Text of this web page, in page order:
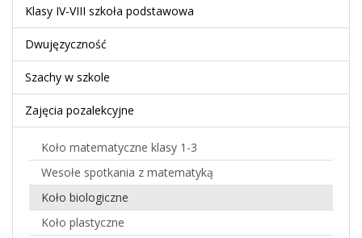
Klasy IV-VIII szkoła podstawowa
Dwujęzyczność
Szachy w szkole
Zajęcia pozalekcyjne
Koło matematyczne klasy 1-3
Wesołe spotkania z matematyką
Koło biologiczne
Koło plastyczne